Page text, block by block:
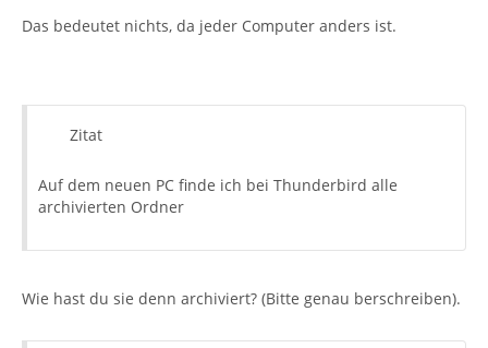
Das bedeutet nichts, da jeder Computer anders ist.
Zitat
Auf dem neuen PC finde ich bei Thunderbird alle
archivierten Ordner
Wie hast du sie denn archiviert? (Bitte genau berschreiben).